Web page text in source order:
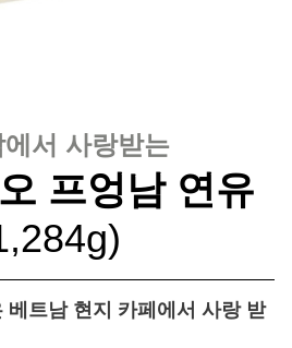
서 사랑받는
프엉남 연유
베트남 현지 카페에서 사랑 받